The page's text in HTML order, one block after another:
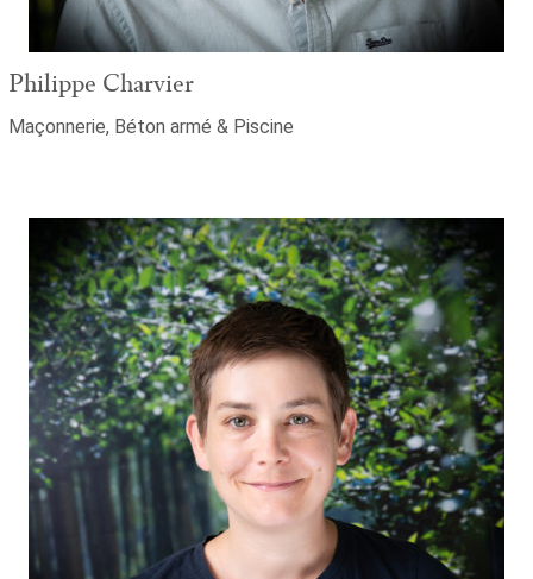
Philippe Charvier
Maçonnerie, Béton armé & Piscine